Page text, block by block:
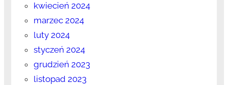
kwiecień 2024
marzec 2024
luty 2024
styczeń 2024
grudzień 2023
listopad 2023